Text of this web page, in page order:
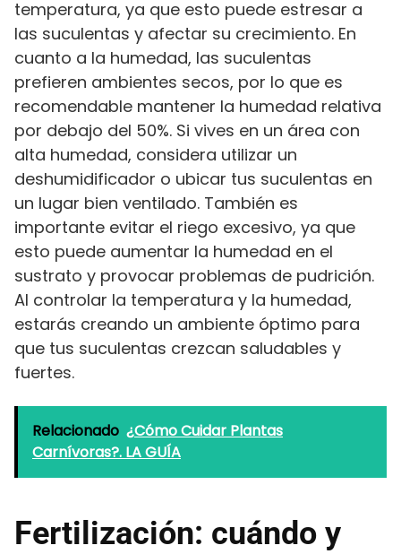
temperatura, ya que esto puede estresar a
las suculentas y afectar su crecimiento. En
cuanto a la humedad, las suculentas
prefieren ambientes secos, por lo que es
recomendable mantener la humedad relativa
por debajo del 50%. Si vives en un área con
alta humedad, considera utilizar un
deshumidificador o ubicar tus suculentas en
un lugar bien ventilado. También es
importante evitar el riego excesivo, ya que
esto puede aumentar la humedad en el
sustrato y provocar problemas de pudrición.
Al controlar la temperatura y la humedad,
estarás creando un ambiente óptimo para
que tus suculentas crezcan saludables y
fuertes.
Relacionado ¿Cómo Cuidar Plantas
Carnívoras?. LA GUÍA
Fertilización: cuándo y